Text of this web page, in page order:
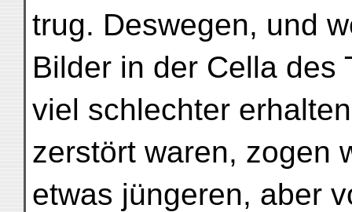
trug. Deswegen, und
Bilder in der Cella des
viel schlechter
zerstört waren, zogen
etwas jüngeren, aber